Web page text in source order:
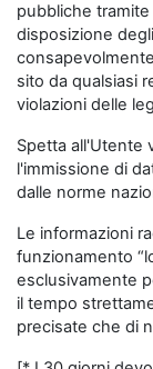
pubbliche
disposizione
sito da qualsiasi
violazioni delle
Spetta all'Utente
l'immissione di
dalle norme
Le informazioni
funzionamento
esclusivamente
il tempo
precisate che di